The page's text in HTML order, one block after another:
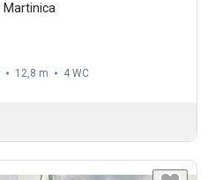
Martinica
12,8 m 4 WC